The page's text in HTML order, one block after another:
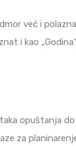
već i
i kao
opuštanja
za